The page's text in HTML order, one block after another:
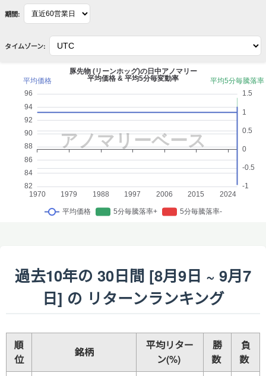
期間:
タイムゾーン:
過去10年の 30日間 [8月9日 ~ 9月7
日] の リターンランキング
順
位
銘柄
平均リター
ン(%)
勝
数
負
数